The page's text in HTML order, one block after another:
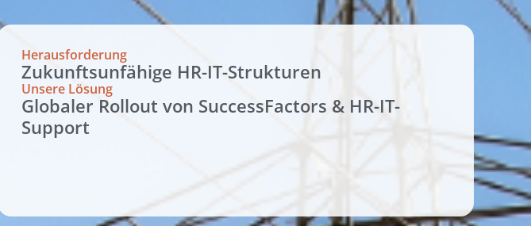
Herausforderung
Zukunftsunfähige HR-IT-Strukturen
Unsere Lösung
Globaler Rollout von SuccessFactors & HR-IT-
Support